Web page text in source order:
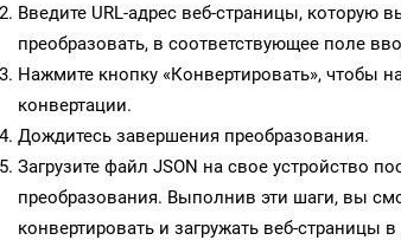
Введите URL-адрес веб-страницы, которую
преобразовать, в соответствующее поле
Нажмите кнопку «Конвертировать», чтобы
конвертации.
Дождитесь завершения преобразования.
Загрузите файл JSON на свое устройство
преобразования. Выполнив эти шаги, вы
конвертировать и загружать веб-страницы